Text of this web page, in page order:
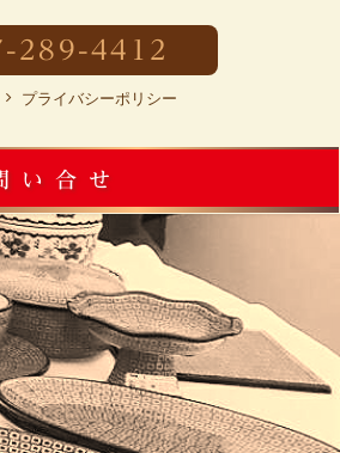
289-4412
プライバシーポリシー
い合せ